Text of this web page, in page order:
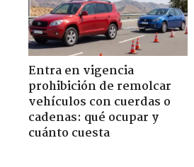
Entra en vigencia
prohibición de remolcar
vehículos con cuerdas o
cadenas: qué ocupar y
cuánto cuesta